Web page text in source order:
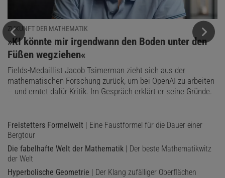
ZUKUNFT DER MATHEMATIK
:
»KI könnte mir irgendwann den Boden unter den
Füßen wegziehen«
Fields-Medaillist Jacob Tsimerman zieht sich aus der
mathematischen Forschung zurück, um bei OpenAI zu arbeiten
– und erntet dafür Kritik. Im Gespräch erklärt er seine Gründe.
Freistetters Formelwelt | Eine Faustformel für die Dauer einer
Bergtour
Die fabelhafte Welt der Mathematik | Der beste Mathematikwitz
der Welt
Hyperbolische Geometrie | Der Klang zufälliger Oberflächen